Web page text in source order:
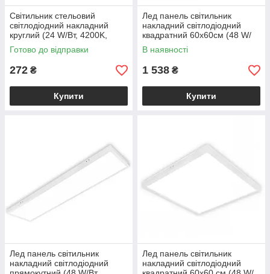
Світильник стельовий
світлодіодний накладний
круглий (24 W/Вт, 4200K,
2280 lm, IP20, білий) CARLA-
24
Готово до відправки
272 ₴
Купити
Лед панель світильник
накладний світлодіодний
квадратний 60х60см (48 W/
Вт, 6400K, 3800 lm, метал,
чорний) PULSAR-48
В наявності
1 538 ₴
Купити
Лед панель світильник
накладний світлодіодний
Лед панель світильник
накладний світлодіодний